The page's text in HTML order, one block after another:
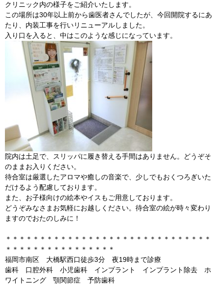
クリニック内の様子をご紹介いたします。
この場所は30年以上前から歯医者さんでしたが、今回開院するにあ
たり、内装工事を行いリニューアルしました。
入り口を入ると、中はこのような感じになっています。
院内は土足で、スリッパに履き替える手間はありません。どうぞそ
のままお入りください。
待合室は厳選したアロマや癒しの音楽で、少しでもおくつろぎいた
だけるよう配慮しております。
また、お子様向けの絵本やイスもご用意しております。
どうぞみなさまお気軽にお越しください。待合室の絵が時々変わり
ますのでおたのしみに！
＊＊＊＊＊＊＊＊＊＊＊＊＊＊＊＊＊＊＊＊＊＊＊＊＊＊＊＊＊＊
＊＊＊＊＊＊＊＊＊＊＊＊＊＊＊＊
福岡市南区 大橋駅西口徒歩3分 夜19時まで診療
歯科 口腔外科 小児歯科 インプラント インプラント除去 ホ
ワイトニング 顎関節症 予防歯科